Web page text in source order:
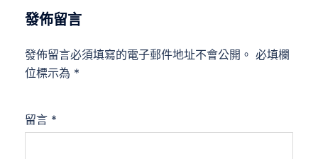
發佈留言
發佈留言必須填寫的電子郵件地址不會公開。 必填欄
位標示為 *
留言 *